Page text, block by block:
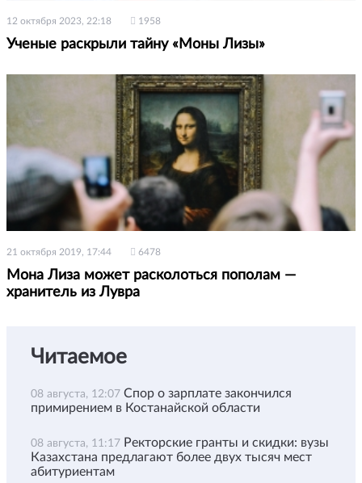
12 октября 2023, 22:18 1958
Ученые раскрыли тайну «Моны Лизы»
21 октября 2019, 17:44 6478
Мона Лиза может расколоться пополам —
хранитель из Лувра
Читаемое
08 августа, 12:07 Спор о зарплате закончился
примирением в Костанайской области
08 августа, 11:17 Ректорские гранты и скидки: вузы
Казахстана предлагают более двух тысяч мест
абитуриентам